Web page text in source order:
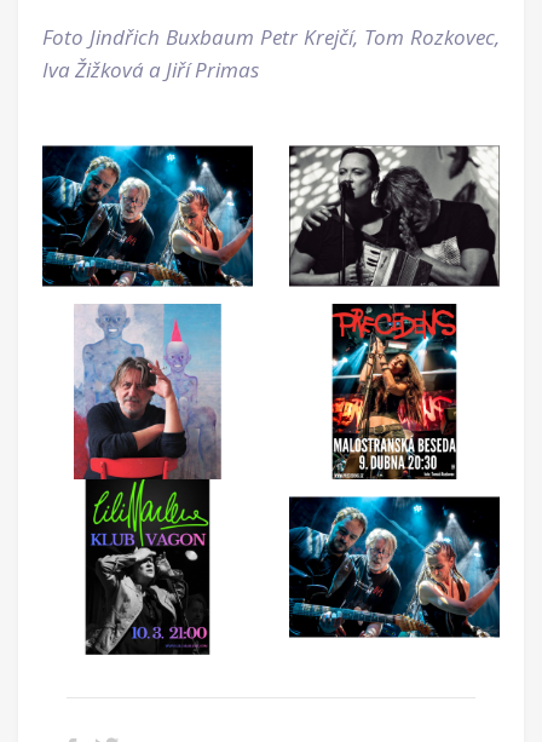
Foto Jindřich Buxbaum Petr Krejčí, Tom Rozkovec,
Iva Žižková a Jiří Primas